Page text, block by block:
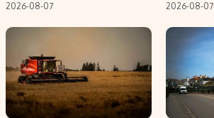
2026-08-07 2026-08-07